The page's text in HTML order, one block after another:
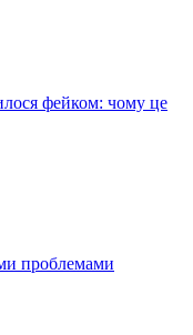
фейком: чому це
проблемами